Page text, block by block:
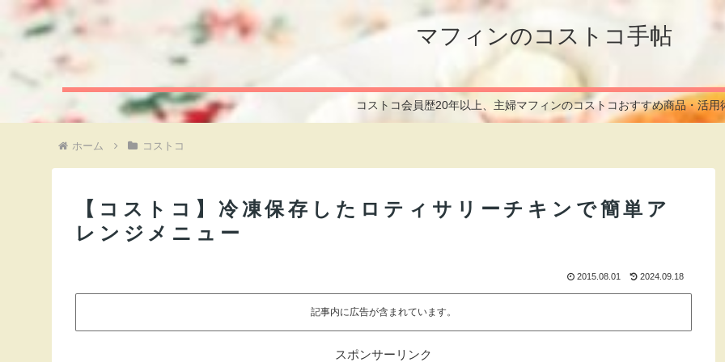
マフィンのコストコ手帖
コストコ会員歴20年以上、主婦マフィンのコストコおすすめ商品・活用
ホーム コストコ
【コストコ】冷凍保存したロティサリーチキンで簡単ア
レンジメニュー
2015.08.01 2024.09.18
記事内に広告が含まれています。
スポンサーリンク